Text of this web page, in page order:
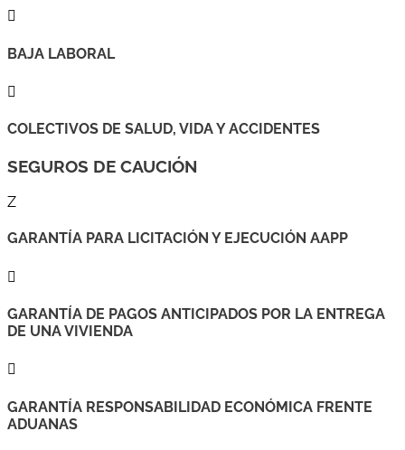

BAJA LABORAL

COLECTIVOS DE SALUD, VIDA Y ACCIDENTES
SEGUROS DE CAUCIÓN
Z
GARANTÍA PARA LICITACIÓN Y EJECUCIÓN AAPP

GARANTÍA DE PAGOS ANTICIPADOS POR LA ENTREGA
DE UNA VIVIENDA

GARANTÍA RESPONSABILIDAD ECONÓMICA FRENTE
ADUANAS